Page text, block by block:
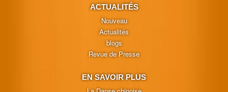
ACTUALITÉS
Nouveau
Actualités
blogs
Revue de Presse
EN SAVOIR PLUS